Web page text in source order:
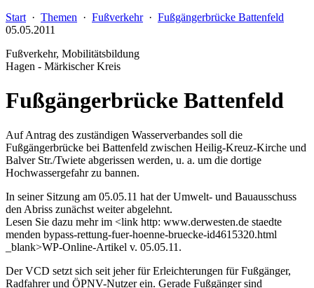
Start · Themen · Fußverkehr· Fußgängerbrücke Battenfeld
05.05.2011
Fußverkehr, Mobilitätsbildung
Hagen - Märkischer Kreis
Fußgängerbrücke Battenfeld
Auf Antrag des zuständigen Wasserverbandes soll die
Fußgängerbrücke bei Battenfeld zwischen Heilig-Kreuz-Kirche und
Balver Str./Twiete abgerissen werden, u. a. um die dortige
Hochwassergefahr zu bannen.
In seiner Sitzung am 05.05.11 hat der Umwelt- und Bauausschuss
den Abriss zunächst weiter abgelehnt.
Lesen Sie dazu mehr im <link http: www.derwesten.de staedte
menden bypass-rettung-fuer-hoenne-bruecke-id4615320.html
_blank>WP-Online-Artikel v. 05.05.11.
Der VCD setzt sich seit jeher für Erleichterungen für Fußgänger,
Radfahrer und ÖPNV-Nutzer ein. Gerade Fußgänger sind